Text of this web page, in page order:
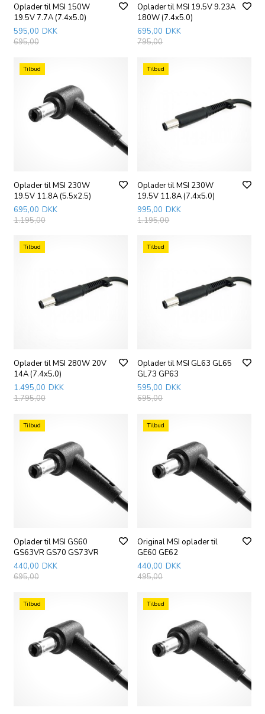
Oplader til MSI 150W
19.5V 7.7A (7.4x5.0)
595,00 DKK
695,00
Oplader til MSI 19.5V 9.23A
180W (7.4x5.0)
695,00 DKK
795,00
Tilbud
Oplader til MSI 230W
19.5V 11.8A (5.5x2.5)
695,00 DKK
1.195,00
Tilbud
Oplader til MSI 230W
19.5V 11.8A (7.4x5.0)
995,00 DKK
1.195,00
Tilbud
Oplader til MSI 280W 20V
14A (7.4x5.0)
1.495,00 DKK
1.795,00
Tilbud
Oplader til MSI GL63 GL65
GL73 GP63
595,00 DKK
695,00
Tilbud
Oplader til MSI GS60
GS63VR GS70 GS73VR
440,00 DKK
695,00
Tilbud
Original MSI oplader til
GE60 GE62
440,00 DKK
495,00
Tilbud Tilbud